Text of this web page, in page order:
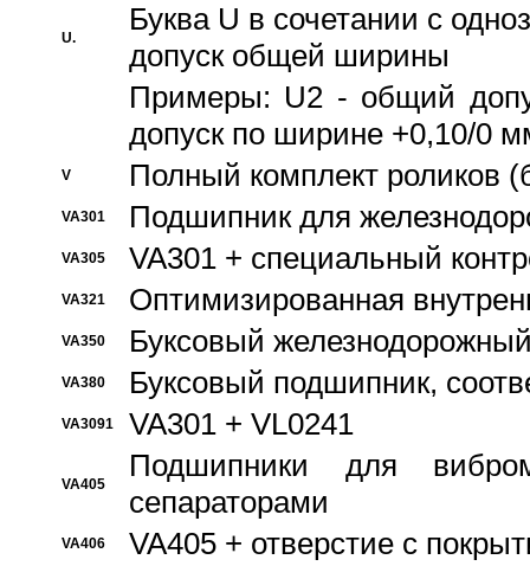
U.
Буква U в сочетании с
допуск общей ширины
Примеры: U2 - общий
допуск по ширине +0,10/0
V Полный комплект роликов
VA301 Подшипник для
VA305 VA301 + специальный
VA321 Оптимизированная
VA350 Буксовый
VA380 Буксовый подшипник,
VA3091 VA301 + VL0241
VA405
Подшипники для
сепараторами
VA406 VA405 + отверстие с